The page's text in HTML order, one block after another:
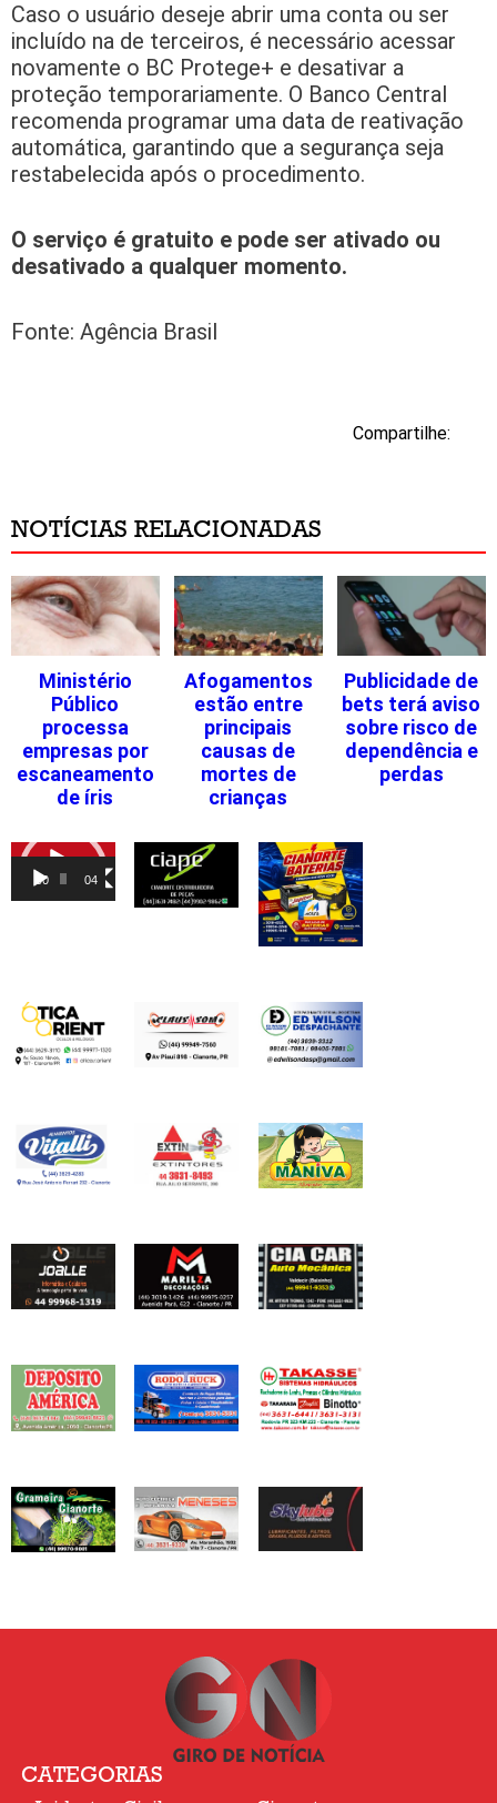
Caso o usuário deseje abrir uma conta ou ser
incluído na de terceiros, é necessário acessar
novamente o BC Protege+ e desativar a
proteção temporariamente. O Banco Central
recomenda programar uma data de reativação
automática, garantindo que a segurança seja
restabelecida após o procedimento.
O serviço é gratuito e pode ser ativado ou
desativado a qualquer momento.
Fonte: Agência Brasil
Compartilhe:
NOTÍCIAS RELACIONADAS
Ministério
Público
processa
empresas por
escaneamento
de íris
Afogamentos
estão entre
principais
causas de
mortes de
crianças
Publicidade de
bets terá aviso
sobre risco de
dependência e
perdas
Tocador
vídeo
00:00 04:46
CATEGORIAS